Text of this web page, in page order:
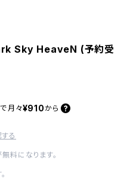
Sky HeaveN (予約受
月々¥910 から
る
料になります。